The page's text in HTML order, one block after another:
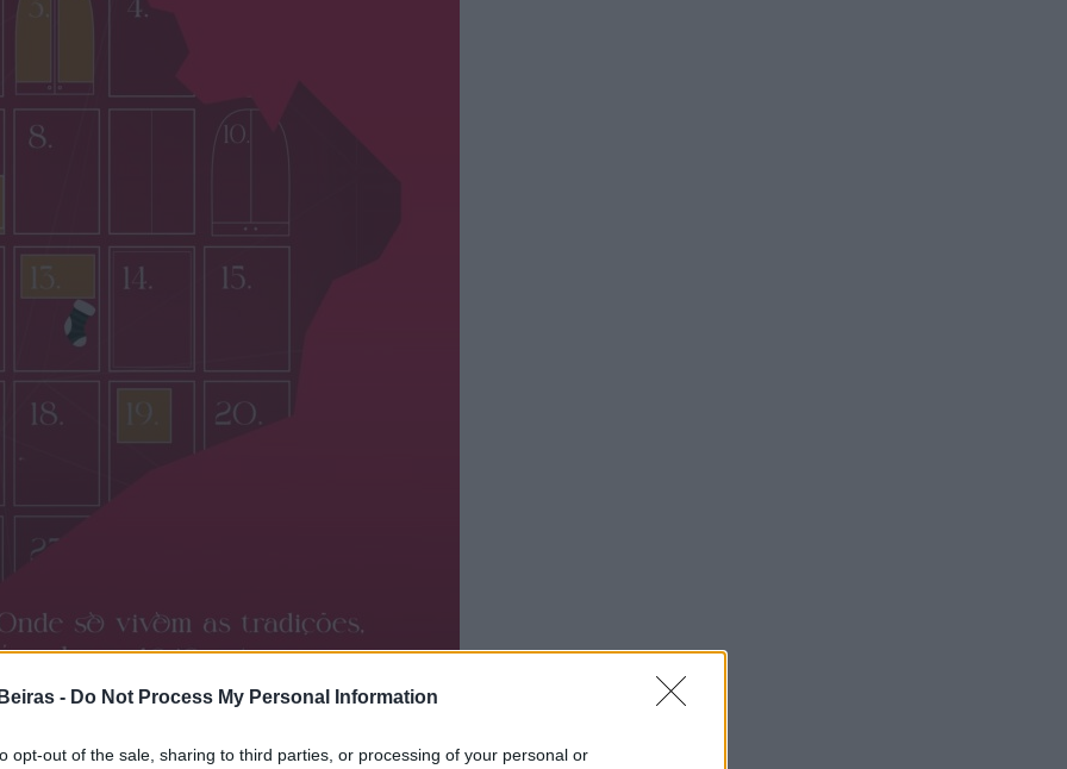
- Do Not Process My Personal Information
opt-out of the sale, sharing to third parties, or processing of your personal or